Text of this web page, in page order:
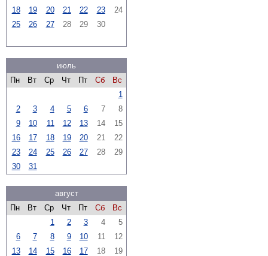
18
19 20 21 22 23
24
25
26 27 28 29 30
июль
Пн
Вт Ср Чт Пт Сб
Вс
1
2
3 4 5 6 7
8
9
10 11 12 13 14
15
16
17 18 19 20 21
22
23
24 25 26 27 28
29
30
31
август
Пн
Вт Ср Чт Пт Сб
Вс
1
2 3 4
5
6
7 8 9 10 11
12
13
14 15 16 17 18
19